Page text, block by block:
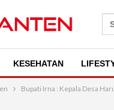
for:
KESEHATAN
Bupati Irna : Kepala Desa